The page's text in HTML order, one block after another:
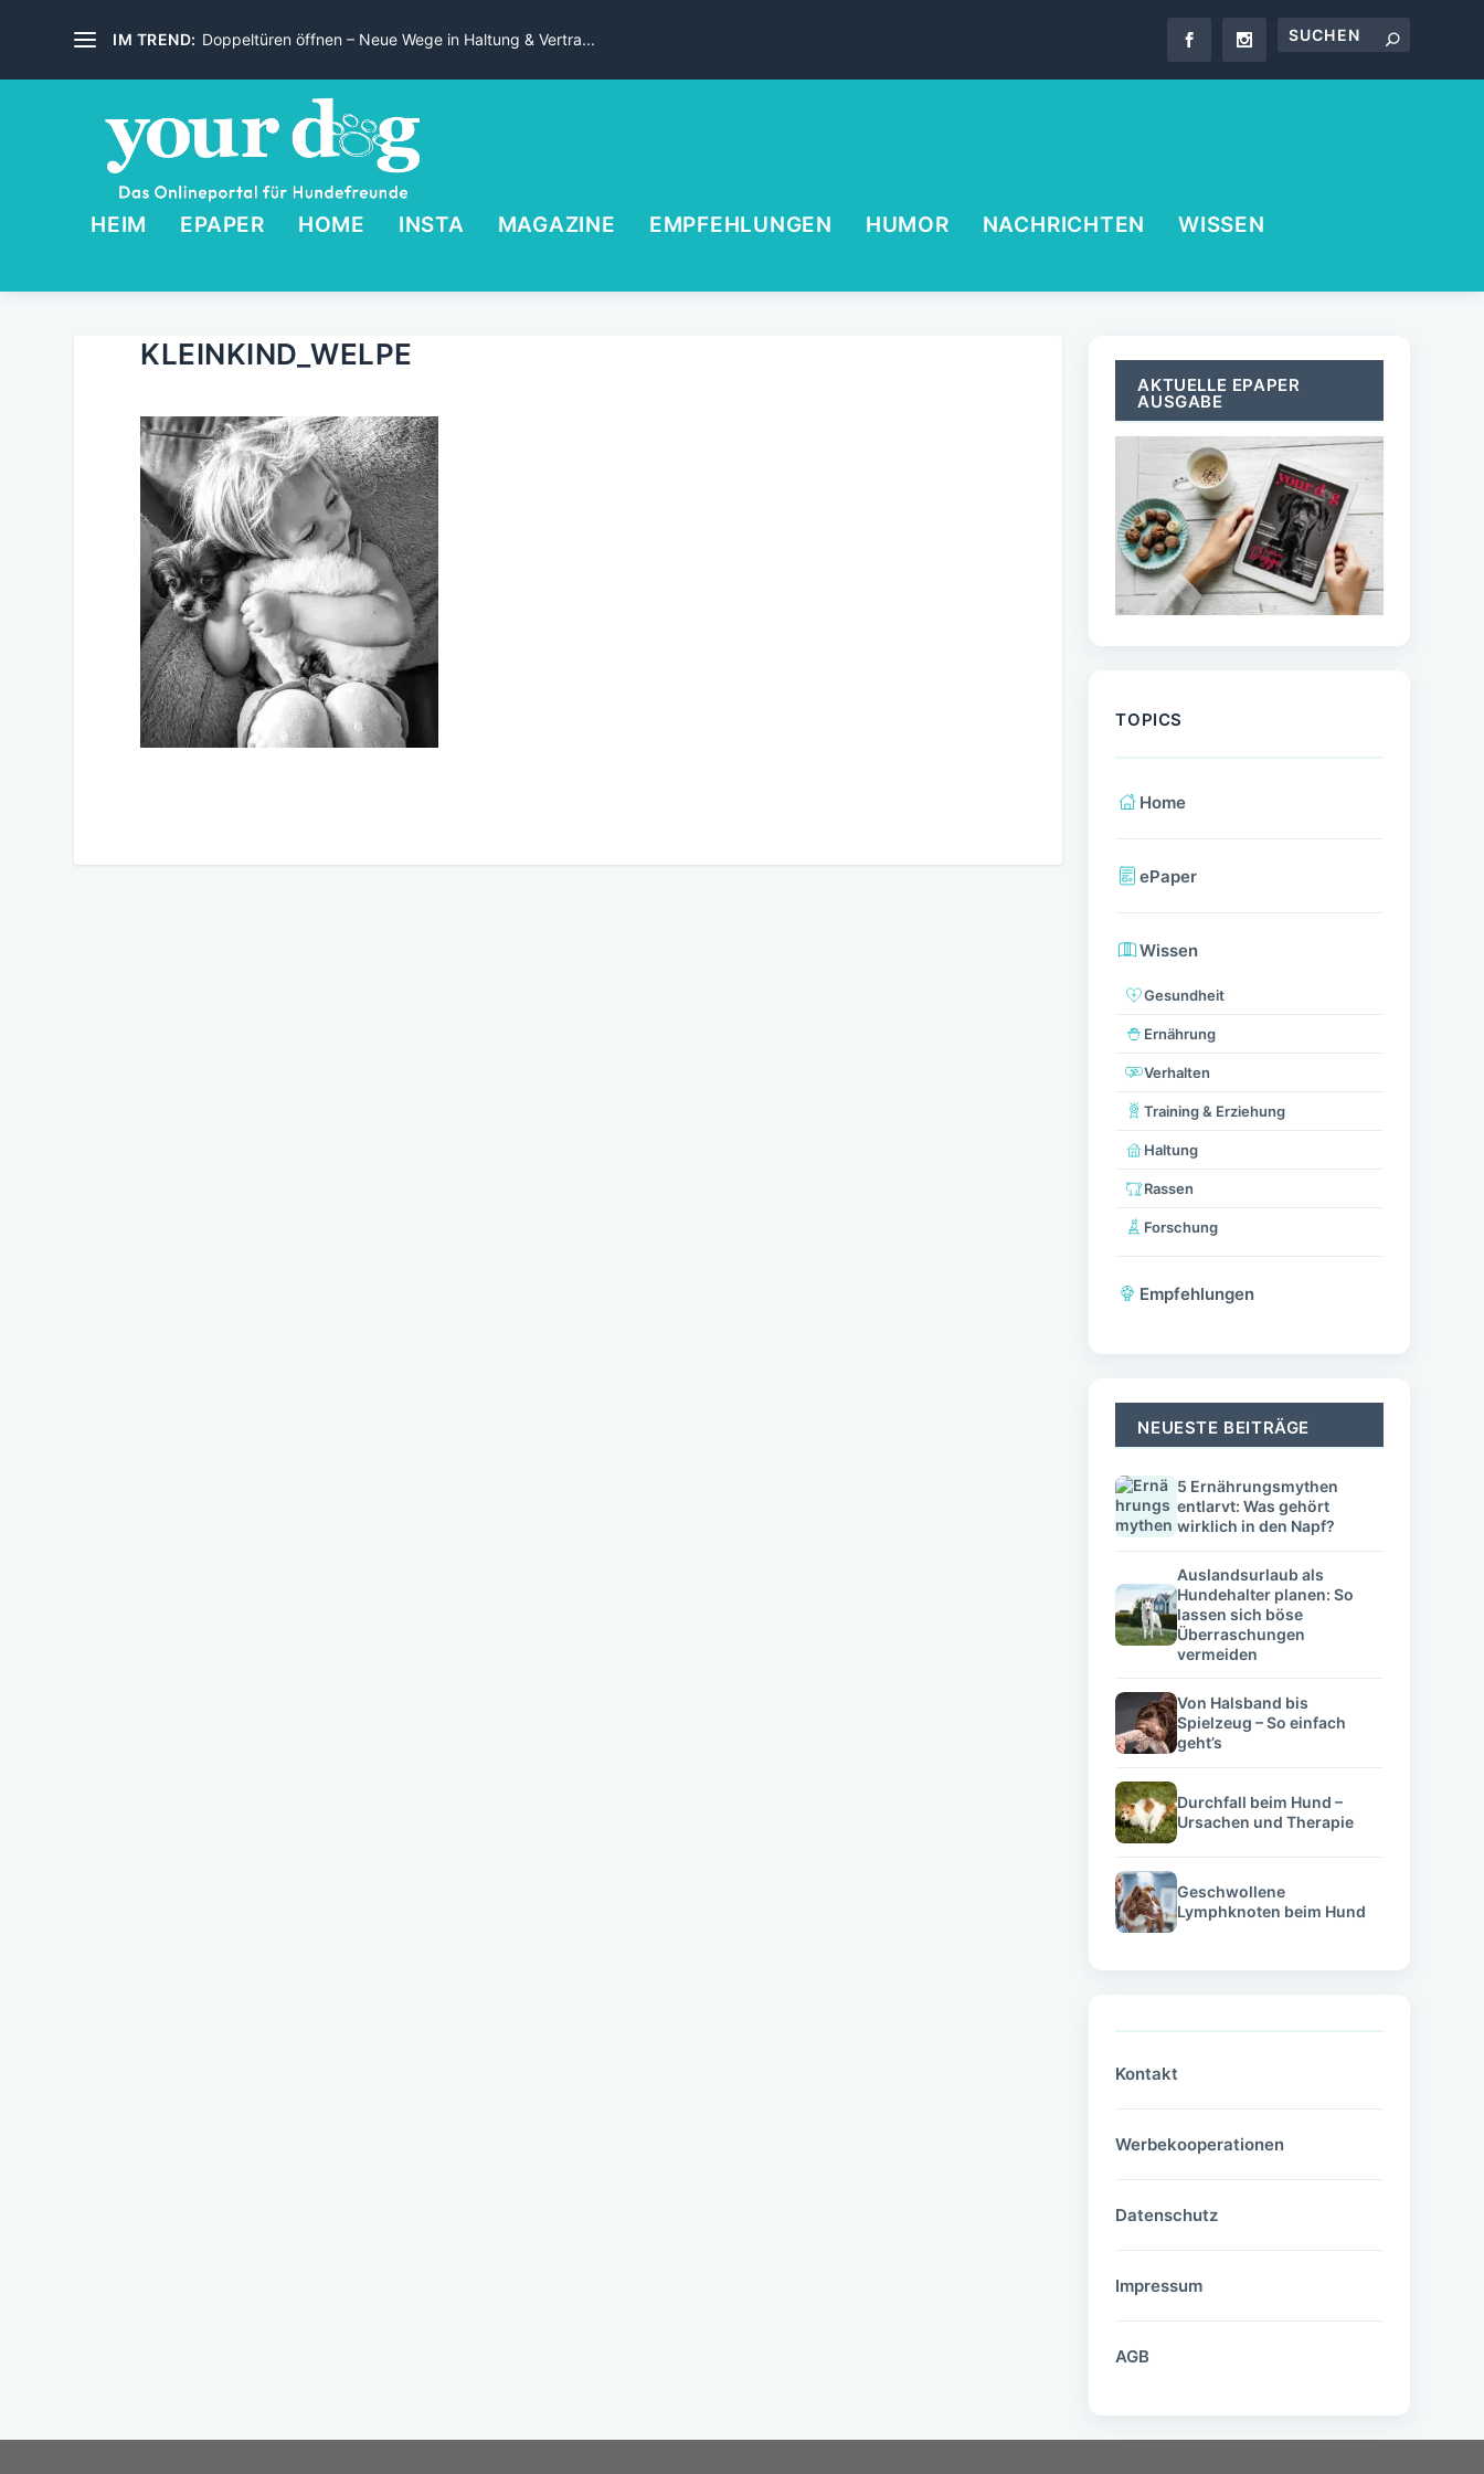
IM TREND: Doppeltüren öffnen – Neue Wege in Haltung & Vertra...
HEIM EPAPER HOME INSTA MAGAZINE EMPFEHLUNGEN HUMOR NACHRICHTEN WISSEN
KLEINKIND_WELPE
AKTUELLE EPAPER
AUSGABE
TOPICS
Home
ePaper
Wissen
Gesundheit
Ernährung
Verhalten
Training & Erziehung
Haltung
Rassen
Forschung
Empfehlungen
NEUESTE BEITRÄGE
5 Ernährungsmythen
entlarvt: Was gehört
wirklich in den Napf?
Auslandsurlaub als
Hundehalter planen: So
lassen sich böse
Überraschungen
vermeiden
Von Halsband bis
Spielzeug – So einfach
geht’s
Durchfall beim Hund –
Ursachen und Therapie
Geschwollene
Lymphknoten beim Hund
Kontakt
Werbekooperationen
Datenschutz
Impressum
AGB